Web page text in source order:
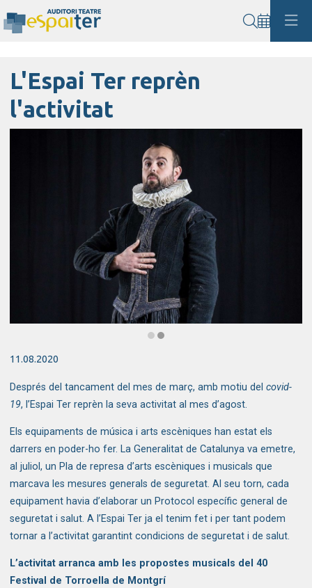
L'Espai Ter reprèn
l'activitat
11.08.2020
Després del tancament del mes de març, amb motiu delcovid-
19, l’Espai Ter reprèn la seva activitat al mes d’agost.
Els equipaments de música i arts escèniques han estat els
darrers en poder-ho fer. La Generalitat de Catalunya va emetre,
al juliol, un Pla de represa d’arts escèniques i musicals que
marcava les mesures generals de seguretat. Al seu torn, cada
equipament havia d’elaborar un Protocol específic general de
seguretat i salut. A l’Espai Ter ja el tenim fet i per tant podem
tornar a l’activitat garantint condicions de seguretat i de salut.
L’activitat arranca amb les propostes musicals del 40
Festival de Torroella de Montgrí